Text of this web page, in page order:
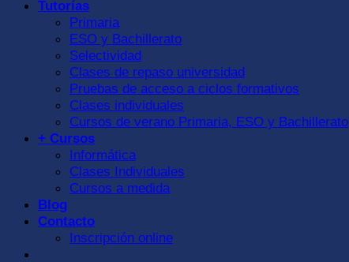
Tutorías
Primaria
ESO y Bachillerato
Selectividad
Clases de repaso universidad
Pruebas de acceso a ciclos formativos
Clases individuales
Cursos de verano Primaria, ESO y Bachillerato
+ Cursos
Informática
Clases Individuales
Cursos a medida
Blog
Contacto
Inscripción online